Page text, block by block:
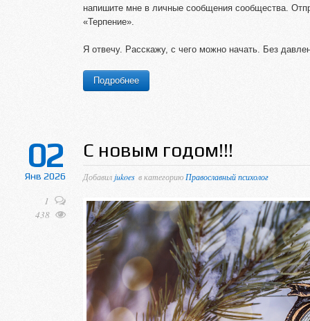
напишите мне в личные сообщения сообщества.
«Терпение».
Я отвечу. Расскажу, с чего можно начать. Без
Подробнее
02
Янв 2026
1
438
С новым годом!!!
Добавил jukoes в категорию Православный психолог